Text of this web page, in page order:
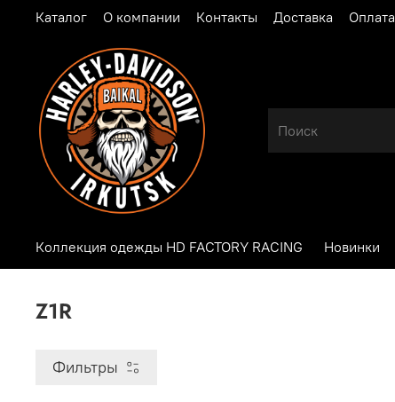
Каталог О компании Контакты Доставка Оплата
Коллекция одежды HD FACTORY RACING Новинки
Z1R
Фильтры